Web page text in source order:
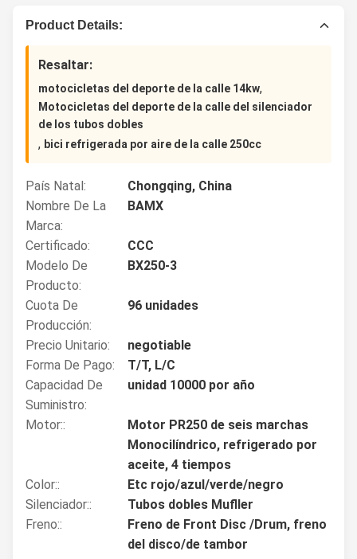
Product Details:
Resaltar:
motocicletas del deporte de la calle 14kw,
Motocicletas del deporte de la calle del silenciador
de los tubos dobles
, bici refrigerada por aire de la calle 250cc
País Natal:
Chongqing, China
Nombre De La
Marca:
BAMX
Certificado:
CCC
Modelo De
Producto:
BX250-3
Cuota De
Producción:
96 unidades
Precio Unitario:
negotiable
Forma De Pago:
T/T, L/C
Capacidad De
Suministro:
unidad 10000 por año
Motor::
Motor PR250 de seis marchas
Monocilíndrico, refrigerado por
aceite, 4 tiempos
Color::
Etc rojo/azul/verde/negro
Silenciador::
Tubos dobles Mufller
Freno::
Freno de Front Disc /Drum, freno
del disco/de tambor